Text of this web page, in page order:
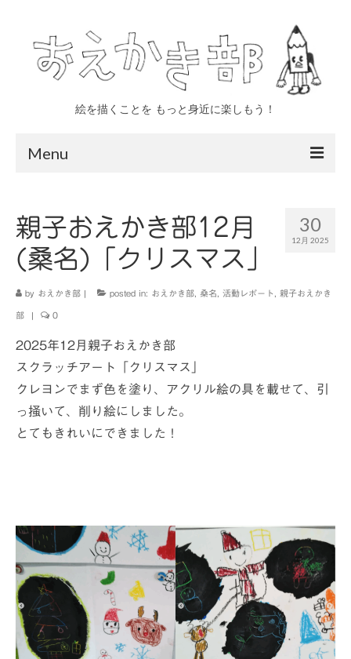
絵を描くことを もっと身近に楽しもう！
Menu
おえかき部について
四日市
いなべ
オンラインおえかき部
展覧会やイベントの記録
2014年までの活動レポート
30
12月 2025
親子おえかき部12月
(桑名)「クリスマス」
by おえかき部 | posted in: おえかき部 桑名 活動レポート 親子おえかき
部 | 0
2025年12月親子おえかき部
スクラッチアート「クリスマス」
クレヨンでまず色を塗り、アクリル絵の具を載せて、引
っ掻いて、削り絵にしました。
とてもきれいにできました！